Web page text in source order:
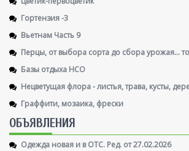
Гортензия -3
Вьетнам Часть 9
Перцы, от выбора сорта до сбора урожая...
Базы отдыха НСО
Нецветущая флора - листья, трава, кусты,
Граффити, мозаика, фрески
ОБЪЯВЛЕНИЯ
Одежда новая и в ОТС. Ред. от 27.02.2026